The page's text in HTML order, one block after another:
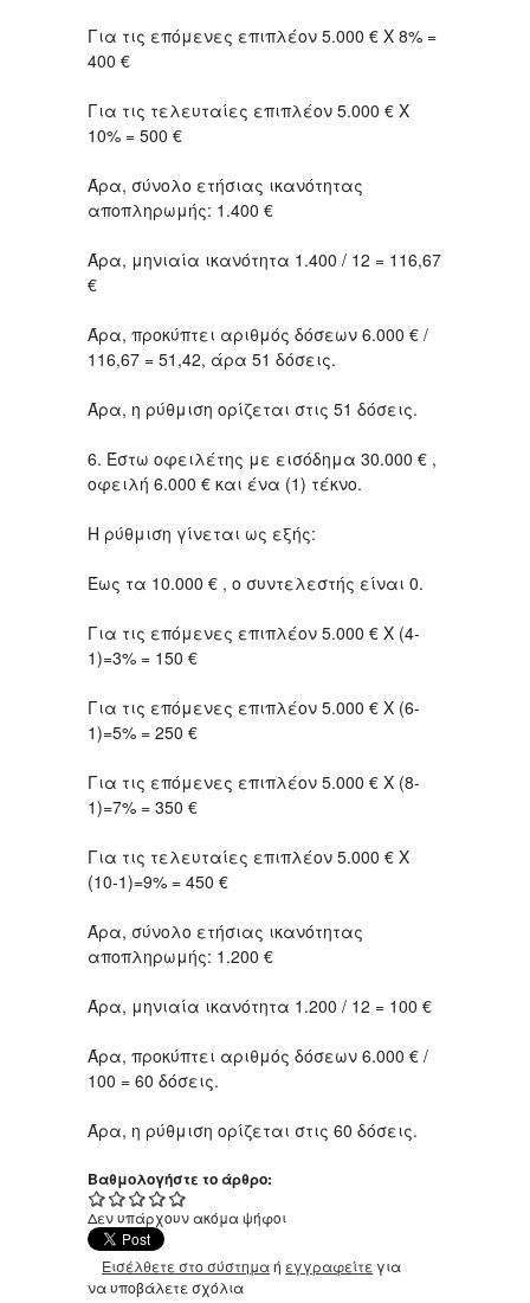
Για τις επόμενες επιπλέον 5.000 € Χ 8% =
400 €
Για τις τελευταίες επιπλέον 5.000 € Χ
10% = 500 €
Άρα, σύνολο ετήσιας ικανότητας
αποπληρωμής: 1.400 €
Άρα, μηνιαία ικανότητα 1.400 / 12 = 116,67
€
Άρα, προκύπτει αριθμός δόσεων 6.000 € /
116,67 = 51,42, άρα 51 δόσεις.
Άρα, η ρύθμιση ορίζεται στις 51 δόσεις.
6. Έστω οφειλέτης με εισόδημα 30.000 € ,
οφειλή 6.000 € και ένα (1) τέκνο.
Η ρύθμιση γίνεται ως εξής:
Έως τα 10.000 € , ο συντελεστής είναι 0.
Για τις επόμενες επιπλέον 5.000 € Χ (4-
1)=3% = 150 €
Για τις επόμενες επιπλέον 5.000 € Χ (6-
1)=5% = 250 €
Για τις επόμενες επιπλέον 5.000 € Χ (8-
1)=7% = 350 €
Για τις τελευταίες επιπλέον 5.000 € Χ
(10-1)=9% = 450 €
Άρα, σύνολο ετήσιας ικανότητας
αποπληρωμής: 1.200 €
Άρα, μηνιαία ικανότητα 1.200 / 12 = 100 €
Άρα, προκύπτει αριθμός δόσεων 6.000 € /
100 = 60 δόσεις.
Άρα, η ρύθμιση ορίζεται στις 60 δόσεις.
Βαθμολογήστε το άρθρο:
Δεν υπάρχουν ακόμα ψήφοι
Εισέλθετε στο σύστημαή εγγραφείτε για
να υποβάλετε σχόλια